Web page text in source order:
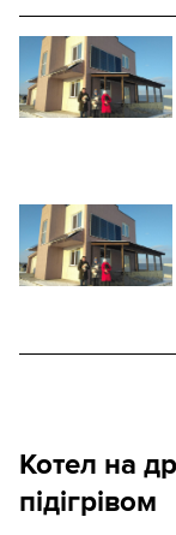
Котел на
підігрівом